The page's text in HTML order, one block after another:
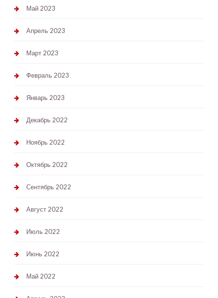
Май 2023
Апрель 2023
Март 2023
Февраль 2023
Январь 2023
Декабрь 2022
Ноябрь 2022
Октябрь 2022
Сентябрь 2022
Август 2022
Июль 2022
Июнь 2022
Май 2022